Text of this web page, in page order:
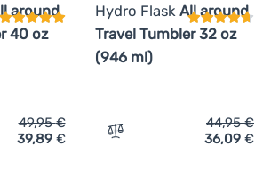
around
40 oz
'Thermotasse Hydro Flask All around
49,95€
39,89 €
Hydro Flask All around
Travel Tumbler 32 oz
(946 ml)
Zum Vergleich
44,95€
36,09 €